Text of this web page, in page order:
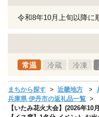
令和8年10月上旬以降に
常温 冷蔵 冷凍
まちから探す 近畿地方
兵庫県 伊丹市の返礼品一覧
【いたみ花火大会】(2026年